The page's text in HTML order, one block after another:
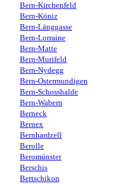
Bern-Kirchenfeld
Bern-Köniz
Bern-Länggasse
Bern-Lorraine
Bern-Matte
Bern-Murifeld
Bern-Nydegg
Bern-Ostermundigen
Bern-Schosshalde
Bern-Wabern
Berneck
Bernex
Bernhardzell
Berolle
Beromünster
Berschis
Bertschikon